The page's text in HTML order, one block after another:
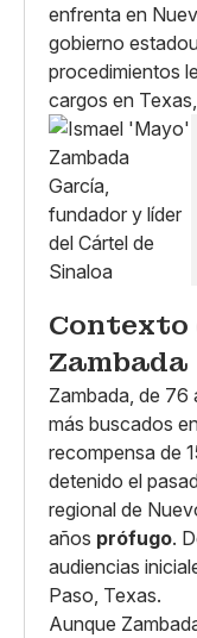
enfrenta en
gobierno
procedimientos
cargos en
Contexto
Zambada
Zambada, de 76
más buscados
recompensa de
detenido el
regional de
años prófugo.
audiencias
Paso, Texas.
Aunque